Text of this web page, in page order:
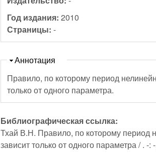
Год издания:2010
Страницы:-
Скрыть
Аннотация
Правило, по которому период нелинейных
только от одного параметра.
Библиографическая ссылка:
Тхай В.Н. Правило, по которому период
зависит только от одного параметра / . -: